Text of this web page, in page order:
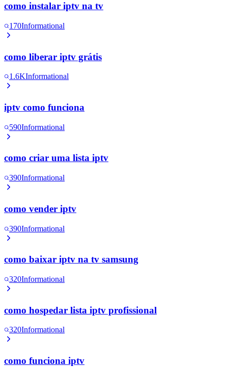
como instalar iptv na tv
170Informational
como liberar iptv grátis
1.6KInformational
iptv como funciona
590Informational
como criar uma lista iptv
390Informational
como vender iptv
390Informational
como baixar iptv na tv samsung
320Informational
como hospedar lista iptv profissional
320Informational
como funciona iptv